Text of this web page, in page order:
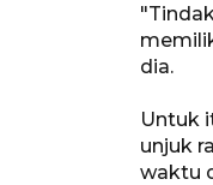
dia.
Untuk
unjuk
waktu